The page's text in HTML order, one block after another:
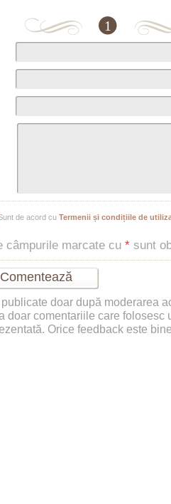
1
de acord cu Termenii și condițiile de
câmpurile marcate cu * sunt
doar după moderarea
doar comentariile care folosesc
Orice feedback este